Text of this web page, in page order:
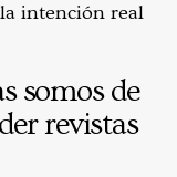
intención real
somos de
revistas